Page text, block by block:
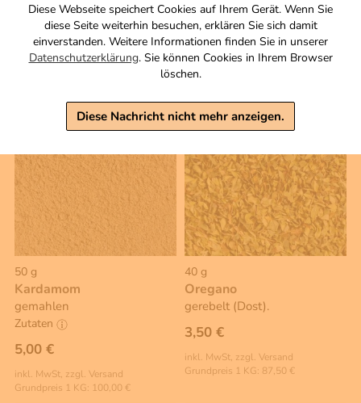
Diese Webseite speichert Cookies auf Ihrem Gerät. Wenn Sie
diese Seite weiterhin besuchen, erklären Sie sich damit
einverstanden. Weitere Informationen finden Sie in unserer
Datenschutzerklärung. Sie können Cookies in Ihrem Browser
löschen.
Diese Nachricht nicht mehr anzeigen.
Warenkorb
inkl. MwSt, zzgl. Versand
Grundpreis 1 KG: 56,00 €
Warenkorb
50 g
Kardamom
gemahlen
Zutaten
5,00 €
inkl. MwSt, zzgl. Versand
Grundpreis 1 KG: 100,00 €
40 g
Oregano
gerebelt (Dost).
3,50 €
inkl. MwSt, zzgl. Versand
Grundpreis 1 KG: 87,50 €